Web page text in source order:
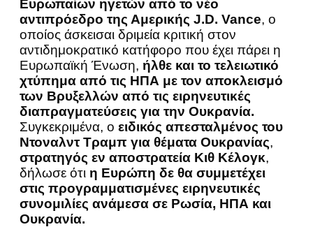
Ευρωπαίων ηγετών από το νέο
αντιπρόεδρο της Αμερικής J.D. Vance, ο
οποίος άσκεισαι δριμεία κριτική στον
αντιδημοκρατικό κατήφορο που έχει πάρει η
Ευρωπαϊκή Ένωση, ήλθε και το τελειωτικό
χτύπημα από τις ΗΠΑ με τον αποκλεισμό
των Βρυξελλών από τις ειρηνευτικές
διαπραγματεύσεις για την Ουκρανία.
Συγκεκριμένα, ο ειδικός απεσταλμένος του
Ντοναλντ Τραμπ για θέματα Ουκρανίας,
στρατηγός εν αποστρατεία Κιθ Κέλογκ,
δήλωσε ότι η Ευρώπη δε θα συμμετέχει
στις προγραμματισμένες ειρηνευτικές
συνομιλίες ανάμεσα σε Ρωσία, ΗΠΑ και
Ουκρανία.